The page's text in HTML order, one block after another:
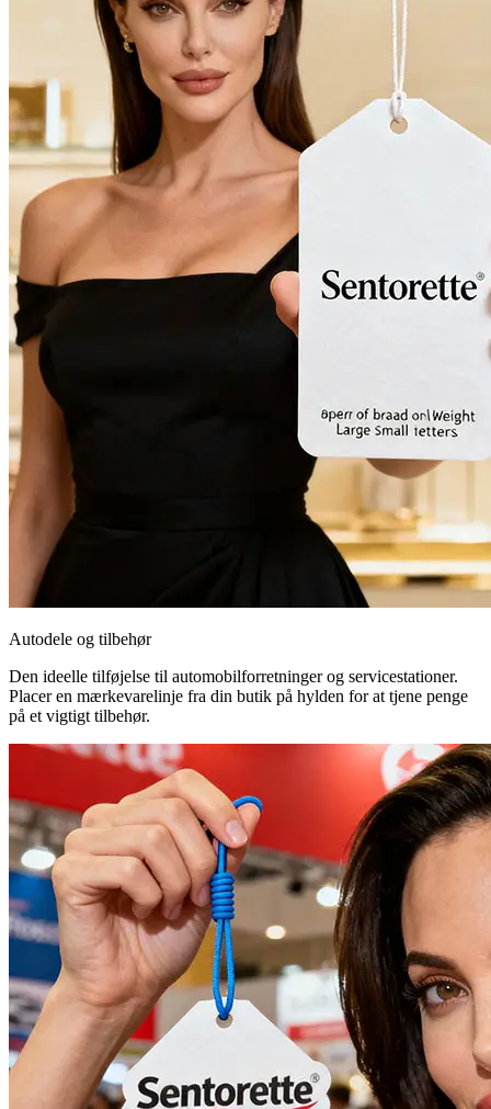
Autodele og tilbehør
Den ideelle tilføjelse til automobilforretninger og servicestationer.
Placer en mærkevarelinje fra din butik på hylden for at tjene penge
på et vigtigt tilbehør.